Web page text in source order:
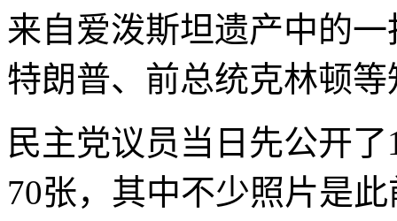
来自爱泼斯坦遗产中的
特朗普、前总统克林顿
民主党议员当日先公开
70张，其中不少照片是